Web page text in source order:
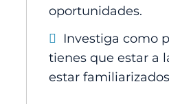
oportunidades.
Investiga como
tienes que estar a
estar